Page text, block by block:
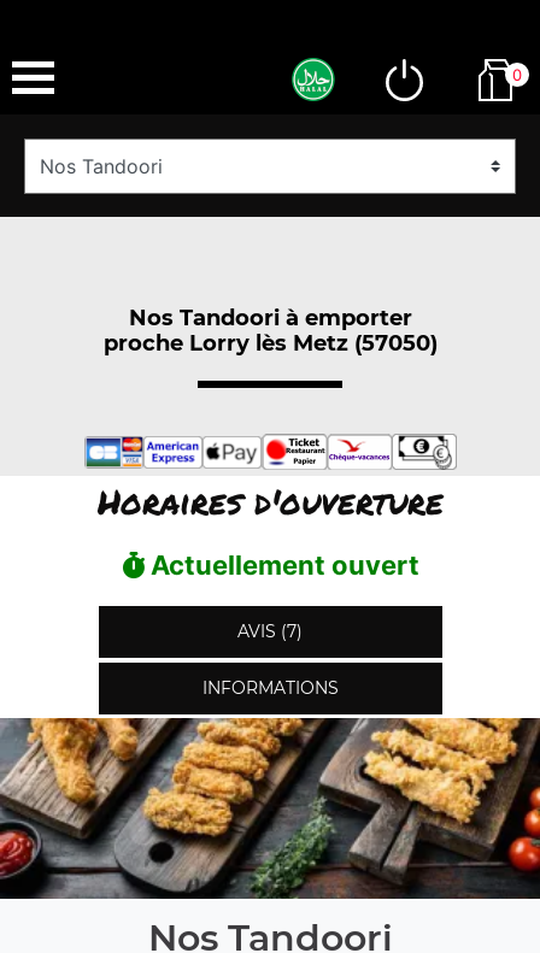
0
Nos Tandoori à emporter
proche Lorry lès Metz (57050)
Horaires d'ouverture
Actuellement ouvert
AVIS (7)
INFORMATIONS
Nos Tandoori